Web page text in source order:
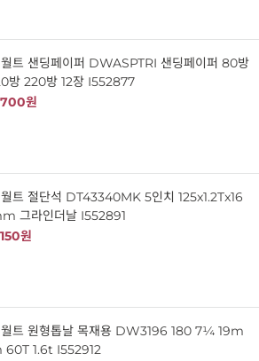
트 샌딩페이퍼 DWASPTRI 샌딩페이퍼 80방
방 220방 12장 I552877
원
트 절단석 DT43340MK 5인치 125x1.2Tx16
그라인더날 I552891
원
월트 원형톱날 목재용 DW3196 180 7¼ 19m
60T 1.6t I552912